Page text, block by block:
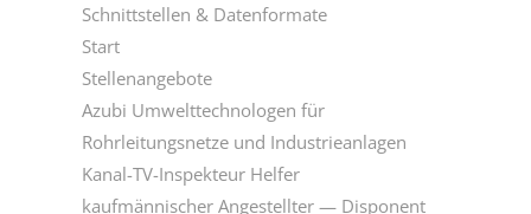
Schnittstellen & Datenformate
Start
Stellenangebote
Azubi Umwelttechnologen für
Rohrleitungsnetze und Industrieanlagen
Kanal-TV-Inspekteur Helfer
kaufmännischer Angestellter — Disponent